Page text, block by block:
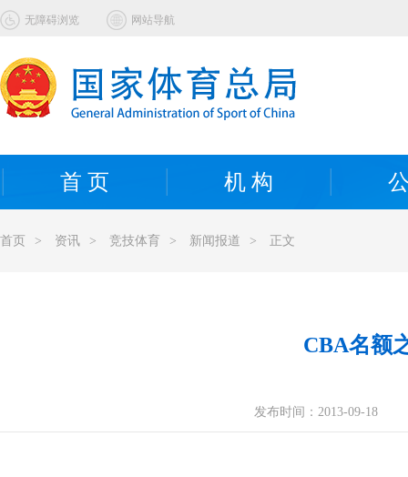
无障碍浏览 网站导航
首 页 机 构
首页 > 资讯 > 竞技体育 > 新闻报道 > 正文
CBA名额
发布时间： 2013-09-18